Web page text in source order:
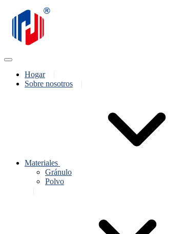
Hogar
Sobre nosotros
Materiales
Gránulo
Polvo